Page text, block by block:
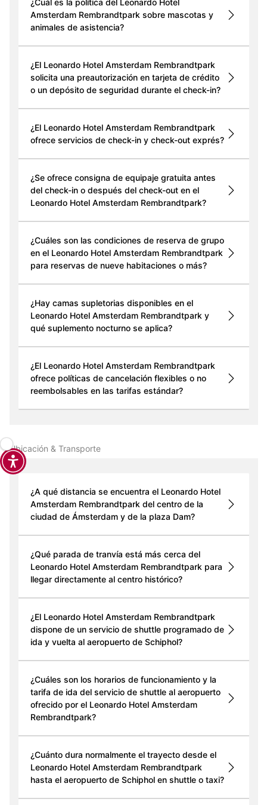
¿Cuál es la política del Leonardo Hotel
Amsterdam Rembrandtpark sobre mascotas y
animales de asistencia?
¿El Leonardo Hotel Amsterdam Rembrandtpark
solicita una preautorización en tarjeta de crédito
o un depósito de seguridad durante el check-in?
¿El Leonardo Hotel Amsterdam Rembrandtpark
ofrece servicios de check-in y check-out exprés?
¿Se ofrece consigna de equipaje gratuita antes
del check-in o después del check-out en el
Leonardo Hotel Amsterdam Rembrandtpark?
¿Cuáles son las condiciones de reserva de grupo
en el Leonardo Hotel Amsterdam Rembrandtpark
para reservas de nueve habitaciones o más?
¿Hay camas supletorias disponibles en el
Leonardo Hotel Amsterdam Rembrandtpark y
qué suplemento nocturno se aplica?
¿El Leonardo Hotel Amsterdam Rembrandtpark
ofrece políticas de cancelación flexibles o no
reembolsables en las tarifas estándar?
Ubicación & Transporte
¿A qué distancia se encuentra el Leonardo Hotel
Amsterdam Rembrandtpark del centro de la
ciudad de Ámsterdam y de la plaza Dam?
¿Qué parada de tranvía está más cerca del
Leonardo Hotel Amsterdam Rembrandtpark para
llegar directamente al centro histórico?
¿El Leonardo Hotel Amsterdam Rembrandtpark
dispone de un servicio de shuttle programado de
ida y vuelta al aeropuerto de Schiphol?
¿Cuáles son los horarios de funcionamiento y la
tarifa de ida del servicio de shuttle al aeropuerto
ofrecido por el Leonardo Hotel Amsterdam
Rembrandtpark?
¿Cuánto dura normalmente el trayecto desde el
Leonardo Hotel Amsterdam Rembrandtpark
hasta el aeropuerto de Schiphol en shuttle o taxi?